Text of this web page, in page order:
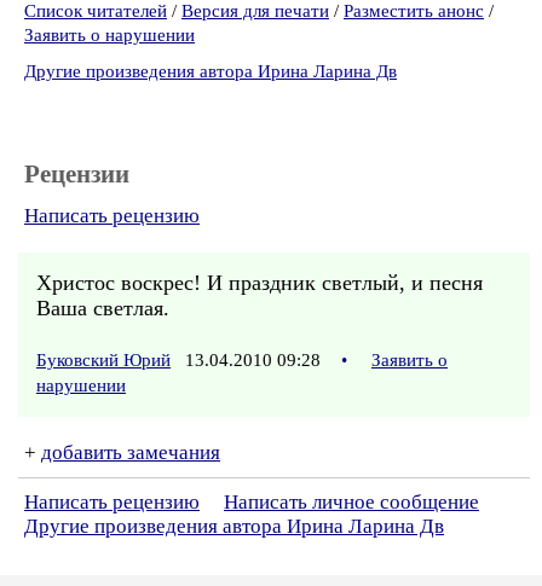
Список читателей / Версия для печати / Разместить анонс /
Заявить о нарушении
Другие произведения автора Ирина Ларина Дв
Рецензии
Написать рецензию
Христос воскрес! И праздник светлый, и песня
Ваша светлая.
Буковский Юрий 13.04.2010 09:28 •
Заявить о
нарушении
+ добавить замечания
Написать рецензию
Написать личное сообщение
Другие произведения автора Ирина Ларина Дв